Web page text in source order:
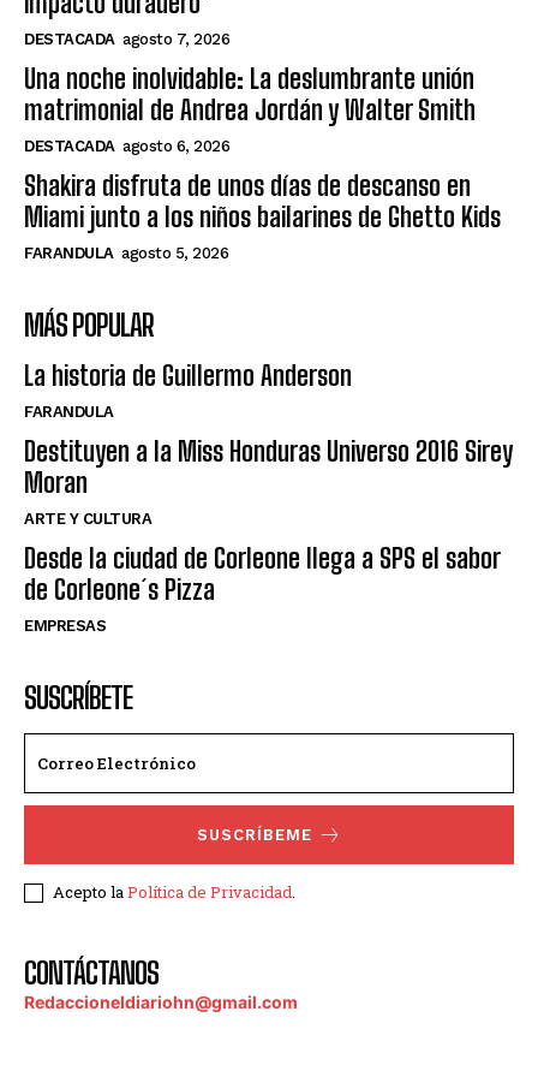
DESTACADA agosto 7, 2026
Una noche inolvidable: La deslumbrante unión
matrimonial de Andrea Jordán y Walter Smith
DESTACADA agosto 6, 2026
Shakira disfruta de unos días de descanso en
Miami junto a los niños bailarines de Ghetto Kids
FARANDULA agosto 5, 2026
MÁS POPULAR
La historia de Guillermo Anderson
FARANDULA
Destituyen a la Miss Honduras Universo 2016 Sirey
Moran
ARTE Y CULTURA
Desde la ciudad de Corleone llega a SPS el sabor
de Corleone´s Pizza
EMPRESAS
SUSCRÍBETE
SUSCRÍBEME
Acepto laPolítica de Privacidad.
CONTÁCTANOS
Redaccioneldiariohn@gmail.com